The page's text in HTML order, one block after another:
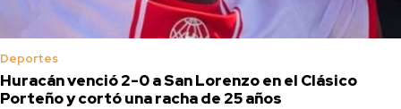
Deportes
Huracán venció 2-0 a San Lorenzo en el Clásico
Porteño y cortó una racha de 25 años